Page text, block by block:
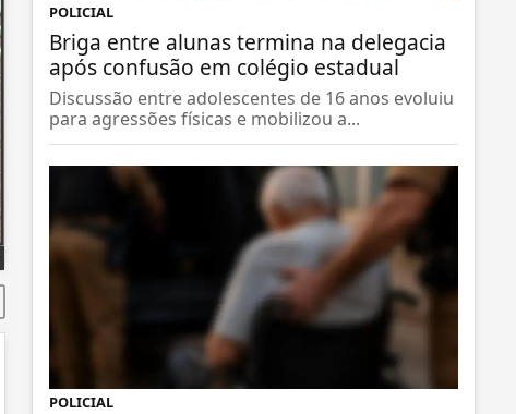
POLICIAL
Briga entre alunas termina na delegacia
após confusão em colégio estadual
Discussão entre adolescentes de 16 anos evoluiu
para agressões físicas e mobilizou a...
POLICIAL